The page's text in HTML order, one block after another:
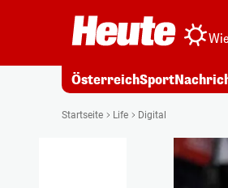
ÖsterreichSport
Startseite Life Digital